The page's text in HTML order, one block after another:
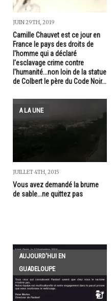
JUIN 29TH, 2019
Camille Chauvet est ce jour en
France le pays des droits de
l'homme qui a déclaré
l'esclavage crime contre
l'humanité...non loin de la statue
de Colbert le père du Code Noir...
A LA UNE
JUILLET 4TH, 2015
Vous avez demandé la brume
de sable...ne quittez pas
AUJOURD'HUI EN
GUADELOUPE